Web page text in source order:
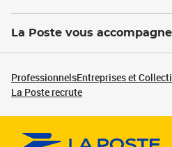
La Poste vous accompagne
ProfessionnelsEntreprises et
La Poste recrute